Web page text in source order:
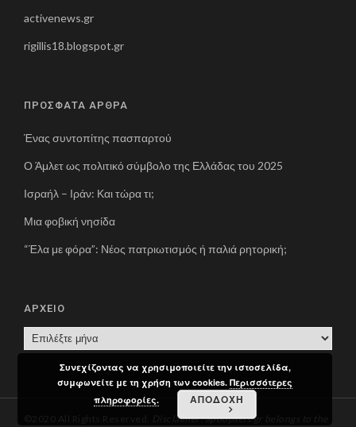
activenews.gr
rigillis18.blogspot.gr
ΠΡΟΣΦΑΤΑ ΑΡΘΡΑ
Ένας συντοπίτης πασπαρτού
Ο Άμλετ ως πολιτικό σύμβολο της Ελλάδας του 2025
Ισραήλ – Ιράν: Και τώρα τι;
Μια φοβική νησίδα
“Έλα με φόρα”: Νέος πατριωτισμός ή παλιά ρητορική;
ΑΡΧΕΙΟ
Ρ
Disclaimer: apoopseis.gr belongs to the
Συνεχίζοντας να χρησιμοποιείτε την ιστοσελίδα,
συμφωνείτε με τη χρήση των cookies.Περισσότερες
πληροφορίες.
ΑΠΟΔΟΧΗ